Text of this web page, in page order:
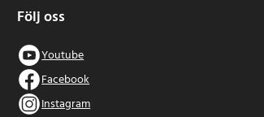
Följ oss
Youtube
Facebook
Instagram